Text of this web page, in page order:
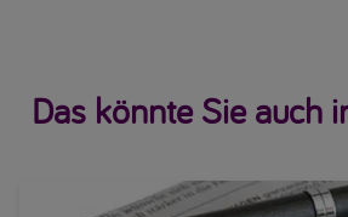
Das könnte Sie auch